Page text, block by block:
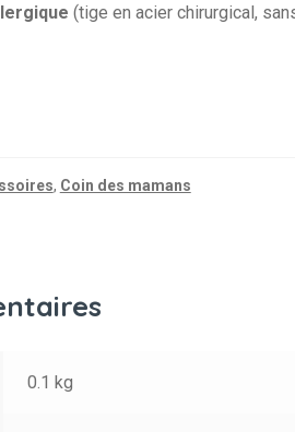
(tige en acier chirurgical,
, Coin des mamans
0.1 kg